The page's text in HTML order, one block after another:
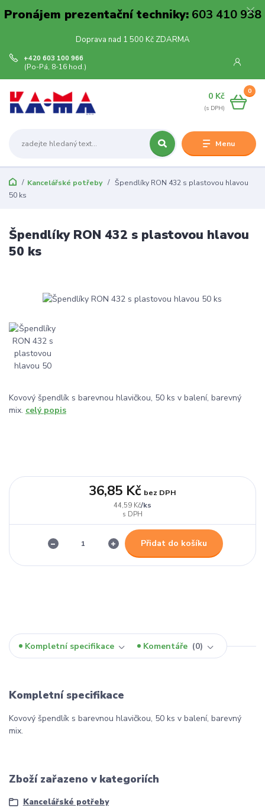
Pronájem prezentační techniky:603 410 938
Doprava nad 1 500 Kč ZDARMA
Menu
+420 603 100 966
(Po-Pá, 8-16 hod.)
0
0 Kč
Kancelářské potřeby
Špendlíky RON 432 s plastovou hlavou
50 ks
Špendlíky RON 432 s plastovou hlavou
50 ks
Kovový špendlík s barevnou hlavičkou, 50 ks v balení, barevný
mix. celý popis
44,59 Kč/ks
36,85 Kč bez DPH
Přidat do košíku
Kompletní specifikace Komentáře 0
Kompletní specifikace
Kovový špendlík s barevnou hlavičkou, 50 ks v balení, barevný
mix.
Zboží zařazeno v kategoriích
Kancelářské potřeby